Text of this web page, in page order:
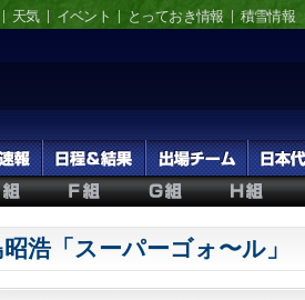
天気 イベント とっておき情報 積雪情報
浩「スーパーゴォ〜ル」